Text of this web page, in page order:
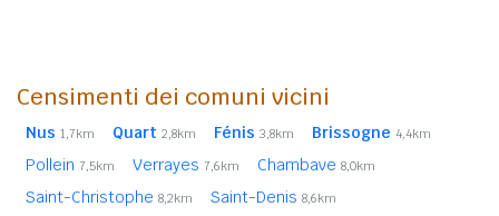
Censimenti dei comuni vicini
Nus 1,7km Quart 2,8km Fénis 3,8km Brissogne 4,4km
Pollein 7,5km Verrayes 7,6km Chambave 8,0km
Saint-Christophe 8,2km Saint-Denis 8,6km